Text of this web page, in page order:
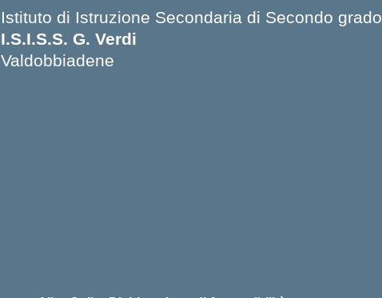
Istituto di Istruzione Secondaria di Secondo grado
I.S.I.S.S. G. Verdi
Valdobbiadene